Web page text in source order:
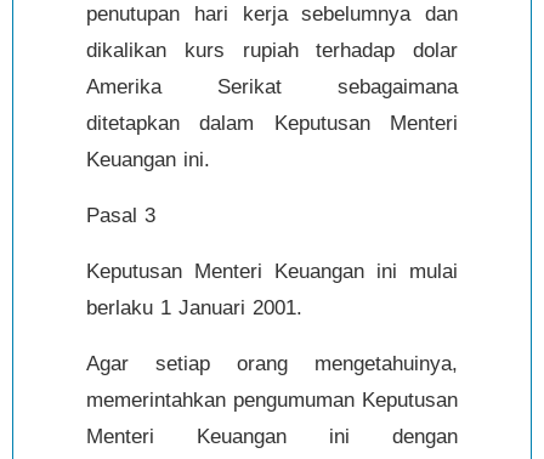
penutupan hari kerja sebelumnya dan
dikalikan kurs rupiah terhadap dolar
Amerika Serikat sebagaimana
ditetapkan dalam Keputusan Menteri
Keuangan ini.
Pasal 3
Keputusan Menteri Keuangan ini mulai
berlaku 1 Januari 2001.
Agar setiap orang mengetahuinya,
memerintahkan pengumuman Keputusan
Menteri Keuangan ini dengan